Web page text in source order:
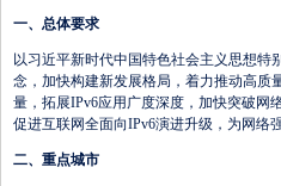
一、总体要求
以习近平新时代中国特色社会主义思想
念，加快构建新发展格局，着力推动高质
量，拓展IPv6应用广度深度，加快突破网
促进互联网全面向IPv6演进升级，为网络
二、重点城市